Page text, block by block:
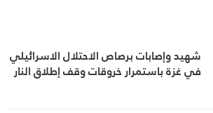
شهيد وإصابات برصاص الاحتلال الاسرائيلي
في غزة باستمرار خروقات وقف إطلاق النار